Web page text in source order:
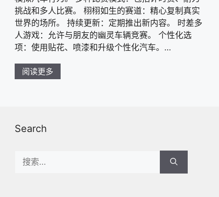
挑战和多人比赛。 栩栩如生的赛道：精心复制真实
世界的场所。 持续更新：定期推出新内容。 时差多
人游戏：允许与朋友的幽灵车辆竞赛。 个性化选
项：使用贴花、喷漆和升级个性化汽车。…
阅读更多
Search
Search
for: